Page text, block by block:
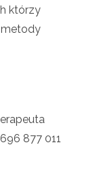
którzy
metody
877 011